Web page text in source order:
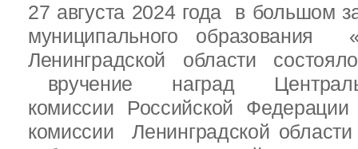
27 августа 2024 года в большом
муниципального образования
Ленинградской области
вручение наград
комиссии Российской
комиссии Ленинградской